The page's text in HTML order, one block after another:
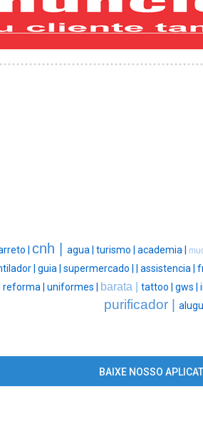
| cnh | agua | turismo | academia |
| guia | supermercado | assistencia |
reforma | uniformes | barata | tattoo | gws |
purificador |
BAIXE NOSSO